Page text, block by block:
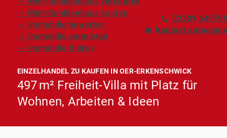
～ Mehrfamilienhaus kaufen
～ Immobilie bewerten
～ Immobilie vermieten
～ Immobilie finden
02309
Kontakt
EINZELHANDEL ZU KAUFEN IN OER-ERKENSCHWICK
497 m² Freiheit-Villa mit Platz für
Wohnen, Arbeiten & Ideen